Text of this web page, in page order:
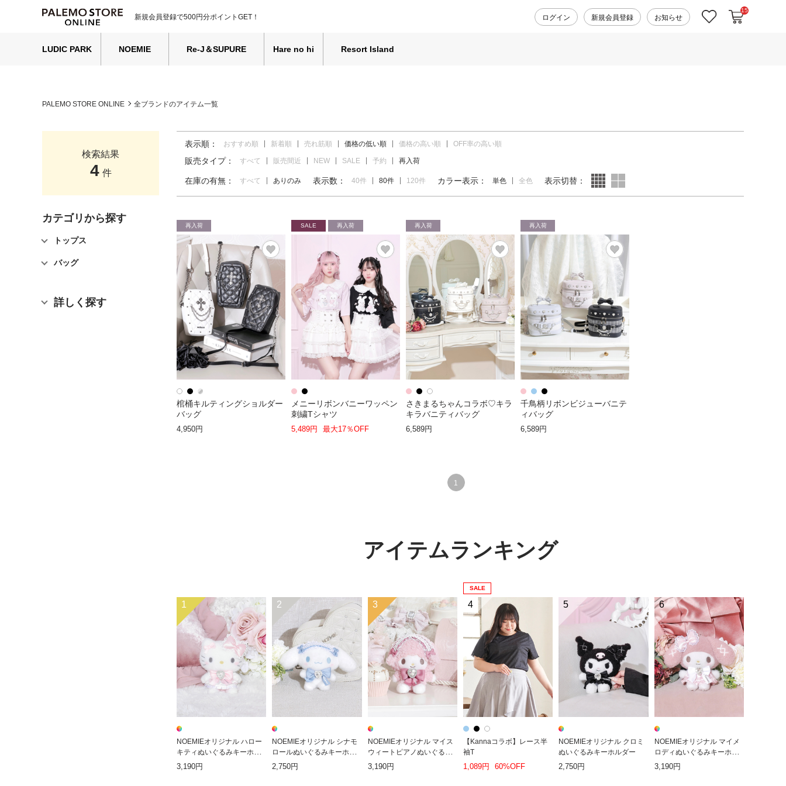
新規会員登録で500円分ポイントGET！ ログイン 新規会員登録 お知らせ お気に入りカートに入
15
LUDIC PARK NOEMIE Re-J＆SUPURE Hare no hi Resort Island
PALEMO STORE ONLINE 全ブランドのアイテム一覧
検索結果
4 件
カテゴリから探す
トップス
バッグ
詳しく探す
表示順： おすすめ順 新着順 売れ筋順 価格の低い順 価格の高い順 OFF率の高い順
販売タイプ： すべて 販売間近 NEW SALE 予約 再入荷
在庫の有無： すべて ありのみ 表示数： 40件 80件 120件 カラー表示： 単色 全色 表示切替：
再入荷
棺桶キルティングショルダー
バッグ
4,950円
SALE 再入荷
メニーリボンバニーワッペン
刺繍Tシャツ
5,489円 最大17％OFF
再入荷
さきまるちゃんコラボ♡キラ
キラバニティバッグ
6,589円
再入荷
千鳥柄リボンビジューバニテ
ィバッグ
6,589円
1
アイテムランキング
1
NOEMIEオリジナル ハロー
キティぬいぐるみキーホル
ダー
3,190円
2
NOEMIEオリジナル シナモ
ロールぬいぐるみキーホル
ダー
2,750円
3
NOEMIEオリジナル マイス
ウィートピアノぬいぐるみ
キーホルダー
3,190円
SALE
4
【Kannaコラボ】レース半
袖T
1,089円 60%OFF
5
NOEMIEオリジナル クロミ
ぬいぐるみキーホルダー
2,750円
6
NOEMIEオリジナル マイメ
ロディぬいぐるみキーホル
ダー
3,190円